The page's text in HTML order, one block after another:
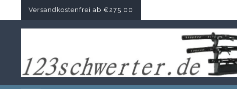
Versandkostenfrei ab €275,00